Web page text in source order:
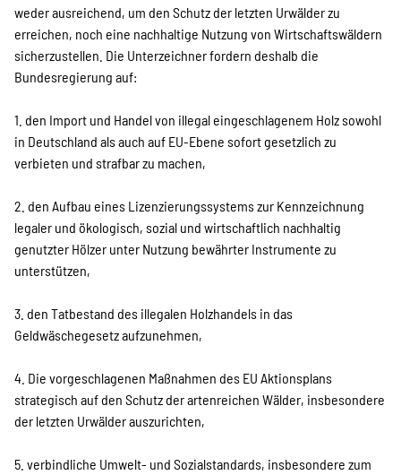
weder ausreichend, um den Schutz der letzten Urwälder zu
erreichen, noch eine nachhaltige Nutzung von Wirtschaftswäldern
sicherzustellen. Die Unterzeichner fordern deshalb die
Bundesregierung auf:
1. den Import und Handel von illegal eingeschlagenem Holz sowohl
in Deutschland als auch auf EU-Ebene sofort gesetzlich zu
verbieten und strafbar zu machen,
2. den Aufbau eines Lizenzierungssystems zur Kennzeichnung
legaler und ökologisch, sozial und wirtschaftlich nachhaltig
genutzter Hölzer unter Nutzung bewährter Instrumente zu
unterstützen,
3. den Tatbestand des illegalen Holzhandels in das
Geldwäschegesetz aufzunehmen,
4. Die vorgeschlagenen Maßnahmen des EU Aktionsplans
strategisch auf den Schutz der artenreichen Wälder, insbesondere
der letzten Urwälder auszurichten,
5. verbindliche Umwelt- und Sozialstandards, insbesondere zum